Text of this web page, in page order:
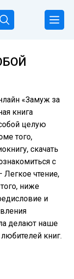
«Замуж за
книга
целую
того,
скачать
с
чтение,
ниже
и
делают наше
книг.